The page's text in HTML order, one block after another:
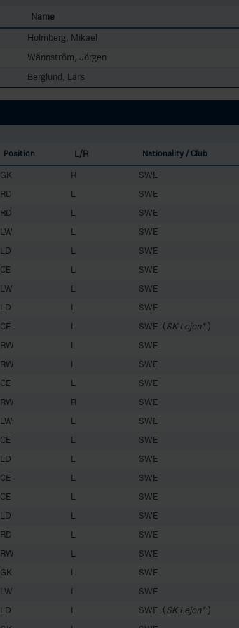
Name
Holmberg, Mikael
Wännström, Jörgen
Berglund, Lars
Position L/R Nationality / Club
GK R SWE
RD L SWE
RD L SWE
LW L SWE
LD L SWE
CE L SWE
LW L
SWE
LD L
SWE
CE L SWE (SK Lejon*)
RW L SWE
RW L SWE
CE L SWE
RW R SWE
LW L SWE
CE L SWE
LD L SWE
CE L
SWE
CE L SWE
LD L SWE
RD L SWE
RW L SWE
GK L SWE
LW L
SWE
LD L SWE (SK Lejon*)